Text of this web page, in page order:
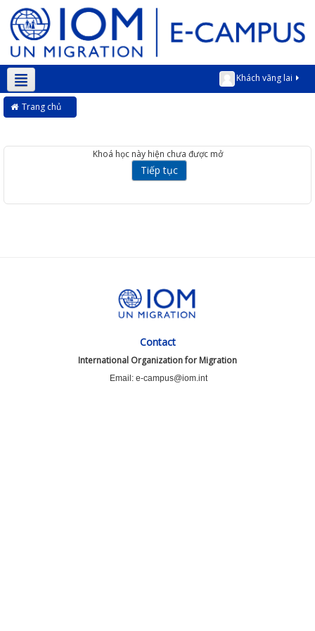
Khách vãng lai
Vietnamese ‎(vi)‎
Trang chủ
Khoá học này hiện chưa được mở
Contact
International Organization for Migration
Email: e-campus@iom.int